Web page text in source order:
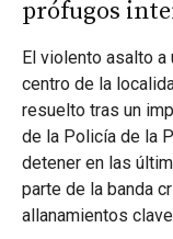
prófugos
El violento asalto
centro de la
resuelto tras un
de la Policía de la
detener en las
parte de la banda
allanamientos